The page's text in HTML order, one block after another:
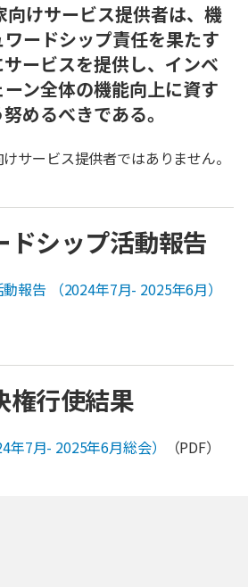
向けサービス提供者は、機
ードシップ責任を果たす
ービスを提供し、インベ
ン全体の機能向上に資す
めるべきである。
サービス提供者ではありません。
ドシップ活動報告
報告 （2024年7月- 2025年6月）
権行使結果
7月- 2025年6月総会） （PDF）